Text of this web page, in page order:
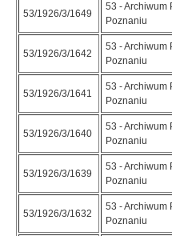
53/1926/3/1649
53 - Archiwum
Poznaniu
53/1926/3/1642
53 - Archiwum
Poznaniu
53/1926/3/1641
53 - Archiwum
Poznaniu
53/1926/3/1640
53 - Archiwum
Poznaniu
53/1926/3/1639
53 - Archiwum
Poznaniu
53/1926/3/1632
53 - Archiwum
Poznaniu